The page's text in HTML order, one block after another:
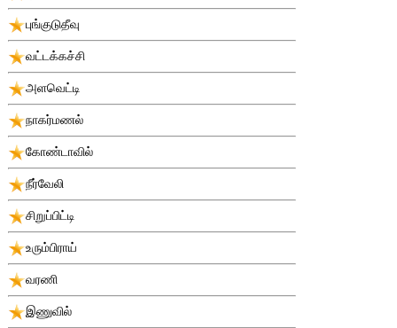
புங்குடுதீவு
வட்டக்கச்சி
அளவெட்டி
நாகர்மணல்
கோண்டாவில்
நீர்வேலி
சிறுப்பிட்டி
உரும்பிராய்
வரணி
இணுவில்